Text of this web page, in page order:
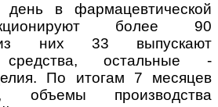
в фармацевтической
более 90
из них 33 выпускают
средства, остальные -
По итогам 7 месяцев
объемы производства